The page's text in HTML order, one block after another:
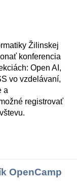
Žilinskej
konferencia
Open AI,
vo vzdelávaní,
a
registrovať
OpenCamp